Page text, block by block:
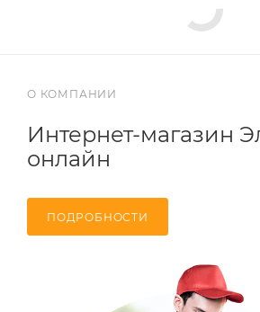
О КОМПАНИИ
Интернет-магазин
онлайн
ПОДРОБНОСТИ